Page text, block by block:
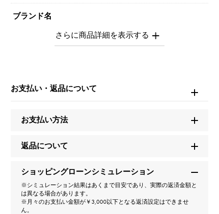
ブランド名
型番
ECL002.PG.S
タイプ
種類
ピアス
＞一粒 × ピアス
お支払い・返品について
お支払い方法
返品について
ショッピングローンシミュレーション
※シミュレーション結果はあくまで目安であり、実際の返済金額と
は異なる場合があります。
※月々のお支払い金額が￥3,000以下となる返済設定はできませ
ん。